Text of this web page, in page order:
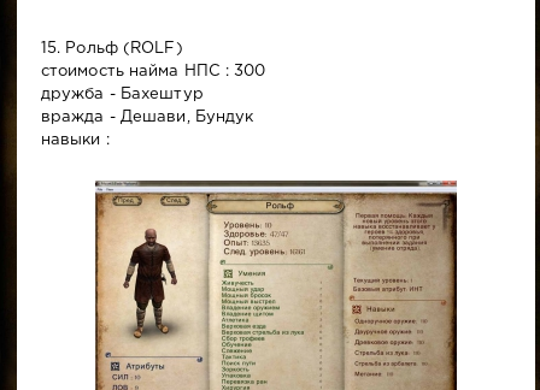
15. Рольф (ROLF)
стоимость найма НПС : 300
дружба - Бахештур
вражда - Дешави, Бундук
навыки :